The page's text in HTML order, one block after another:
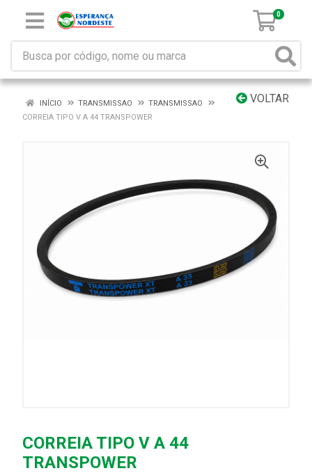
0
VOLTAR
INÍCIO TRANSMISSAO
TRANSMISSAO
CORREIA TIPO V A 44 TRANSPOWER
CORREIA TIPO V A 44
TRANSPOWER